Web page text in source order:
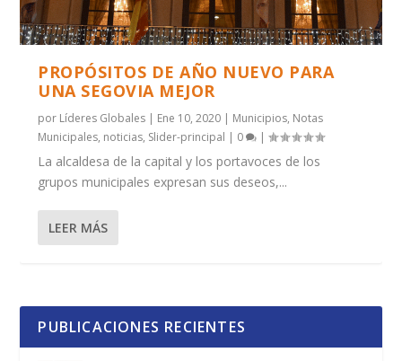
PROPÓSITOS DE AÑO NUEVO PARA
UNA SEGOVIA MEJOR
por Líderes Globales | Ene 10, 2020 | Municipios, Notas
Municipales, noticias, Slider-principal | 0 |
La alcaldesa de la capital y los portavoces de los
grupos municipales expresan sus deseos,...
LEER MÁS
PUBLICACIONES RECIENTES